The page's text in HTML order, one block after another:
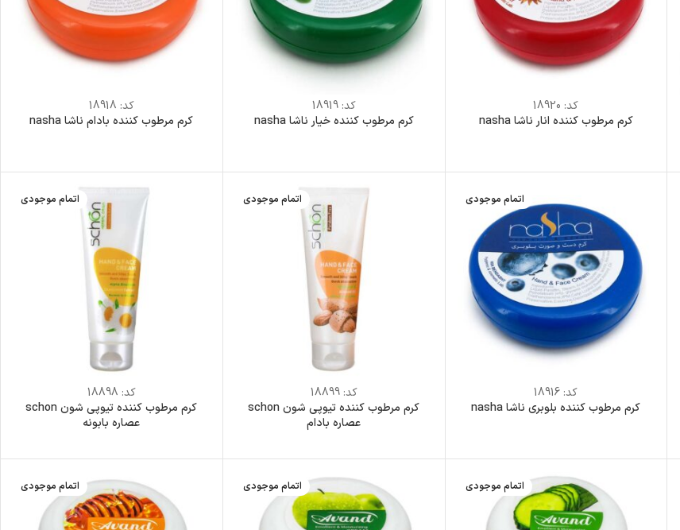
کد: 18920
کرم مرطوب کننده انار ناشا nasha
کد:18919
کرم مرطوب کننده خیار ناشا nasha
کد: 18918
کرم مرطوب کننده بادام ناشا nasha
اتمام موجودی
کد: 18916
کرم مرطوب کننده بلوبری ناشا nasha
اتمام موجودی
کد:18899
کرم مرطوب کننده تیوپی شون schon
عصاره بادام
اتمام موجودی
کد: 18898
کرم مرطوب کننده تیوپی شون schon
عصاره بابونه
اتمام موجودی اتمام موجودی اتمام موجودی